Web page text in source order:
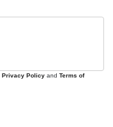
Privacy Policy and Terms of